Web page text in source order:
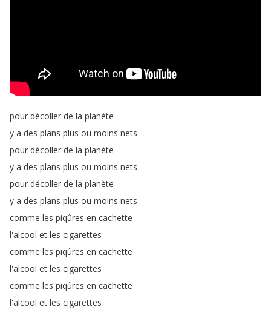
pour décoller de la planète
y a des plans plus ou moins nets
pour décoller de la planète
y a des plans plus ou moins nets
pour décoller de la planète
y a des plans plus ou moins nets
comme les piqûres en cachette
l'alcool et les cigarettes
comme les piqûres en cachette
l'alcool et les cigarettes
comme les piqûres en cachette
l'alcool et les cigarettes